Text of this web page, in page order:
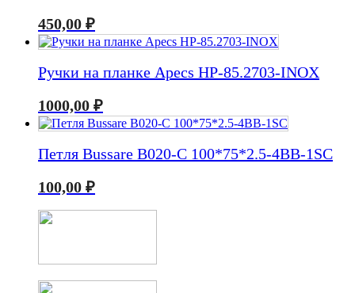
450,00 ₽
Ручки на планке Apecs HP-85.2703-INOX
1000,00 ₽
Петля Bussare B020-C 100*75*2.5-4BB-1SC
100,00 ₽